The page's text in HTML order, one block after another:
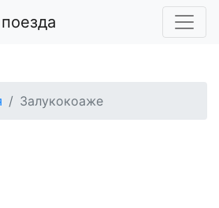
Залукокоаже